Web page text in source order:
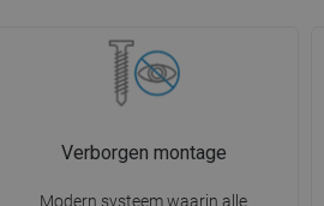
Verborgen montage
Modern systeem waarin alle